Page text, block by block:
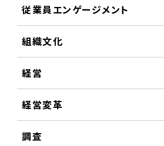
従業員エンゲージメント
組織文化
経営
経営変革
調査